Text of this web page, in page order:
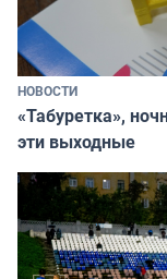
НОВОСТИ
«Табуретка»,
эти выходные